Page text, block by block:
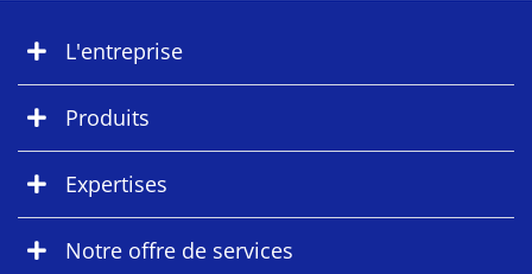
L'entreprise
Produits
Expertises
Notre offre de services